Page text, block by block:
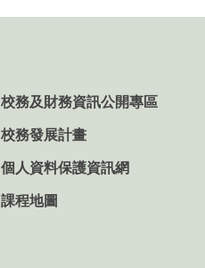
校務及財務資訊公開專區
校務發展計畫
個人資料保護資訊網
課程地圖